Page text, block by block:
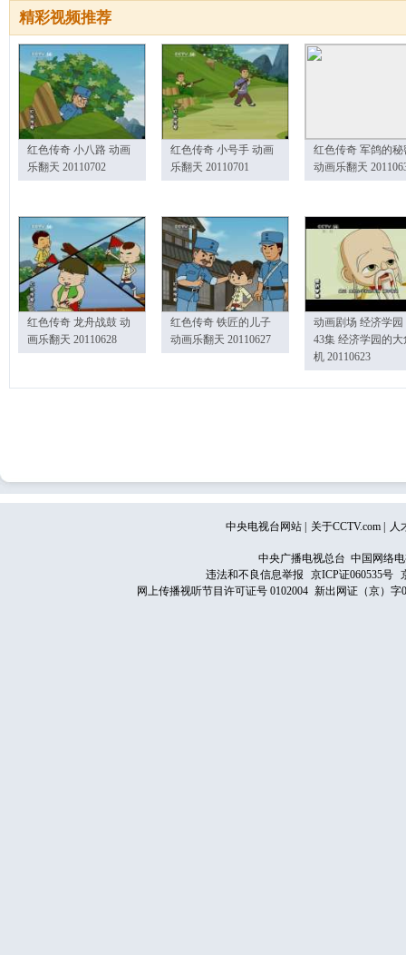
精彩视频推荐
红色传奇 小八路 动画
乐翻天 20110702
红色传奇 小号手 动画
乐翻天 20110701
红色传奇 军鸽的秘
动画乐翻天
红色传奇 龙舟战鼓 动
画乐翻天 20110628
红色传奇 铁匠的儿子
动画乐翻天 20110627
动画剧场 经济学园
43集 经济学园的大
机 20110623
中央电视台网站 关于CCTV.com 人
中央广播电视总台 中国网络
违法和不良信息举报
京ICP证060535号
网上传播视听节目许可证号 0102004 新出网证（京）